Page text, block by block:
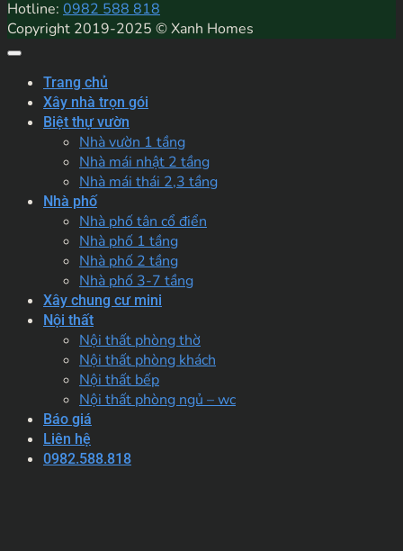
Hotline: 0982 588 818
Copyright 2019-2025 © Xanh Homes
Trang chủ
Xây nhà trọn gói
Biệt thự vườn
Nhà vườn 1 tầng
Nhà mái nhật 2 tầng
Nhà mái thái 2,3 tầng
Nhà phố
Nhà phố tân cổ điển
Nhà phố 1 tầng
Nhà phố 2 tầng
Nhà phố 3-7 tầng
Xây chung cư mini
Nội thất
Nội thất phòng thờ
Nội thất phòng khách
Nội thất bếp
Nội thất phòng ngủ – wc
Báo giá
Liên hệ
0982.588.818